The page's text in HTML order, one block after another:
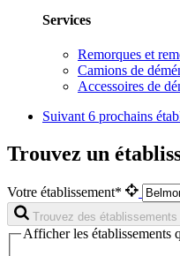
Services
Remorques et
Camions de
Accessoires de
Suivant 6 prochains
Trouvez un
Votre établissement*
Trouvez des établissements
Afficher les établissements